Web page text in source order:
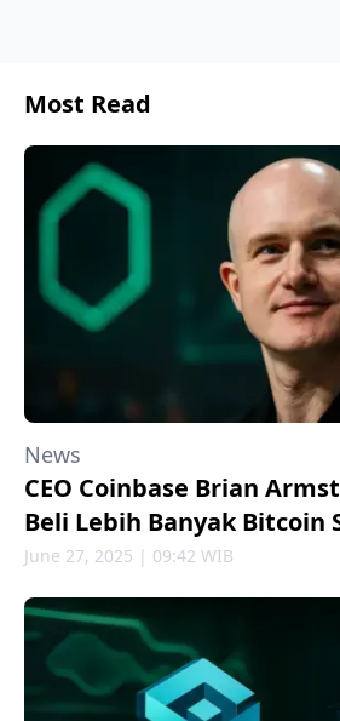
Most Read
News
CEO Coinbase Brian
Beli Lebih Banyak Bitcoin
June 27, 2025 | 09:42 WIB